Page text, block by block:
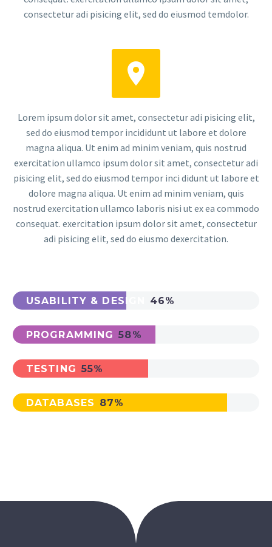
consectetur adi pisicing elit, sed do eiusmod temdolor.


Lorem ipsum dolor sit amet, consectetur adi pisicing elit,
sed do eiusmod tempor incididunt ut labore et dolore
magna aliqua. Ut enim ad minim veniam, quis nostrud
exercitation ullamco ipsum dolor sit amet, consectetur adi
pisicing elit, sed do eiusmod tempor inci didunt ut labore et
dolore magna aliqua. Ut enim ad minim veniam, quis
nostrud exercitation ullamco laboris nisi ut ex ea commodo
consequat. exercitation ipsum dolor sit amet, consectetur
adi pisicing elit, sed do eiusmo dexercitation.
USABILITY & DESIGN 46%
PROGRAMMING 58%
TESTING 55%
DATABASES 87%